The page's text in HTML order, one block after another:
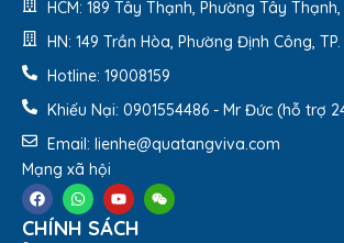
HCM: 189 Tây Thạnh, Phường Tây Thạnh,
HN: 149 Trần Hòa, Phường Định Công,
Hotline: 19008159
Khiếu Nại: 0901554486 - Mr Đức (hỗ trợ
Email: lienhe@quatangviva.com
Mạng xã hội
CHÍNH SÁCH